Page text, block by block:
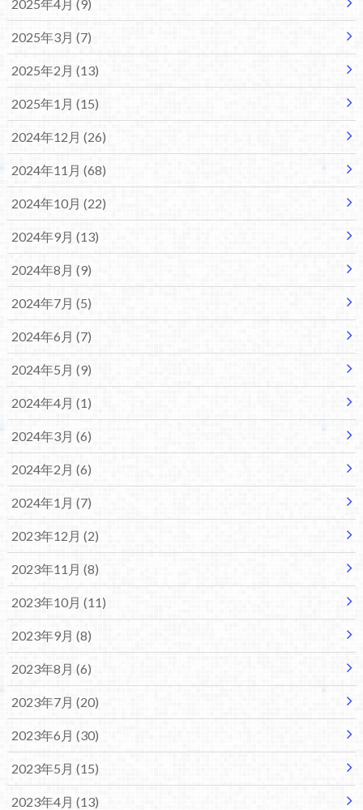
2025年4月 (9)
2025年3月 (7)
2025年2月 (13)
2025年1月 (15)
2024年12月 (26)
2024年11月 (68)
2024年10月 (22)
2024年9月 (13)
2024年8月 (9)
2024年7月 (5)
2024年6月 (7)
2024年5月 (9)
2024年4月 (1)
2024年3月 (6)
2024年2月 (6)
2024年1月 (7)
2023年12月 (2)
2023年11月 (8)
2023年10月 (11)
2023年9月 (8)
2023年8月 (6)
2023年7月 (20)
2023年6月 (30)
2023年5月 (15)
2023年4月 (13)